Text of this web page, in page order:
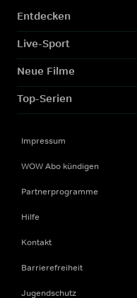
Entdecken
Live-Sport
Neue Filme
Top-Serien
Impressum
WOW Abo kündigen
Partnerprogramme
Hilfe
Kontakt
Barrierefreiheit
Jugendschutz